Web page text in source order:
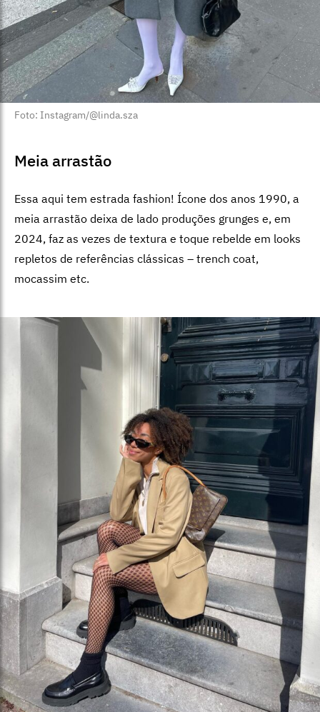
Foto: Instagram/@linda.sza
Meia arrastão
Essa aqui tem estrada fashion! Ícone dos anos 1990, a
meia arrastão deixa de lado produções grunges e, em
2024, faz as vezes de textura e toque rebelde em looks
repletos de referências clássicas – trench coat,
mocassim etc.